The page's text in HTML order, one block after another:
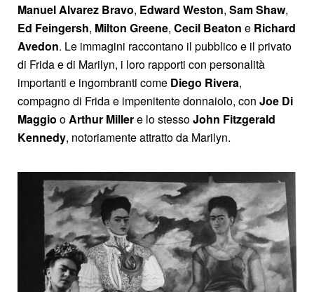
Manuel Alvarez Bravo, Edward Weston, Sam Shaw,
Ed Feingersh, Milton Greene, Cecil Beaton e Richard
Avedon. Le immagini raccontano il pubblico e il privato
di Frida e di Marilyn, i loro rapporti con personalità
importanti e ingombranti come Diego Rivera,
compagno di Frida e impenitente donnaiolo, con Joe Di
Maggio o Arthur Millere lo stessoJohn Fitzgerald
Kennedy, notoriamente attratto da Marilyn.